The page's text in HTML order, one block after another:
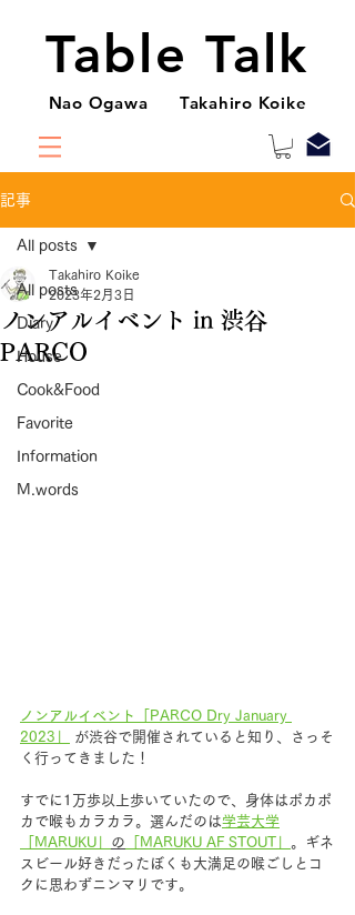
Table Talk
Nao Ogawa Takahiro Koike
記事
All posts
Diary
House
Cook&Food
Favorite
Information
M.words
All posts
ノンアルイベント in 渋谷
PARCO
Takahiro Koike
2023年2月3日
ノンアルイベント「PARCO Dry January
2023」
が渋谷で開催されていると知り、さっそ
く行ってきました！
すでに1万歩以上歩いていたので、身体はポカポ
カで喉もカラカラ。選んだのは学芸大学
「MARUKU」 の 「MARUKU AF STOUT」 。ギネ
スビール好きだったぼくも大満足の喉ごしとコ
クに思わずニンマリです。